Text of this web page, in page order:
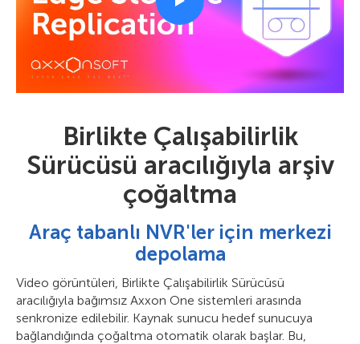
Birlikte Çalışabilirlik
Sürücüsü aracılığıyla arşiv
çoğaltma
Araç tabanlı NVR'ler için merkezi
depolama
Video görüntüleri, Birlikte Çalışabilirlik Sürücüsü
aracılığıyla bağımsız Axxon One sistemleri arasında
senkronize edilebilir. Kaynak sunucu hedef sunucuya
bağlandığında çoğaltma otomatik olarak başlar. Bu,